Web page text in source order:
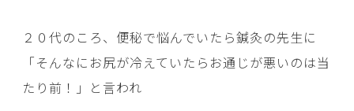
２０代のころ、便秘で悩んでいたら鍼灸の先生に
「そんなにお尻が冷えていたらお通じが悪いのは当
たり前！」と言われ